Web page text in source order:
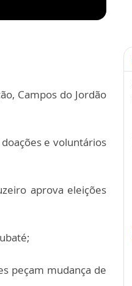
Campos do Jordão
e voluntários
aprova eleições
peçam mudança de